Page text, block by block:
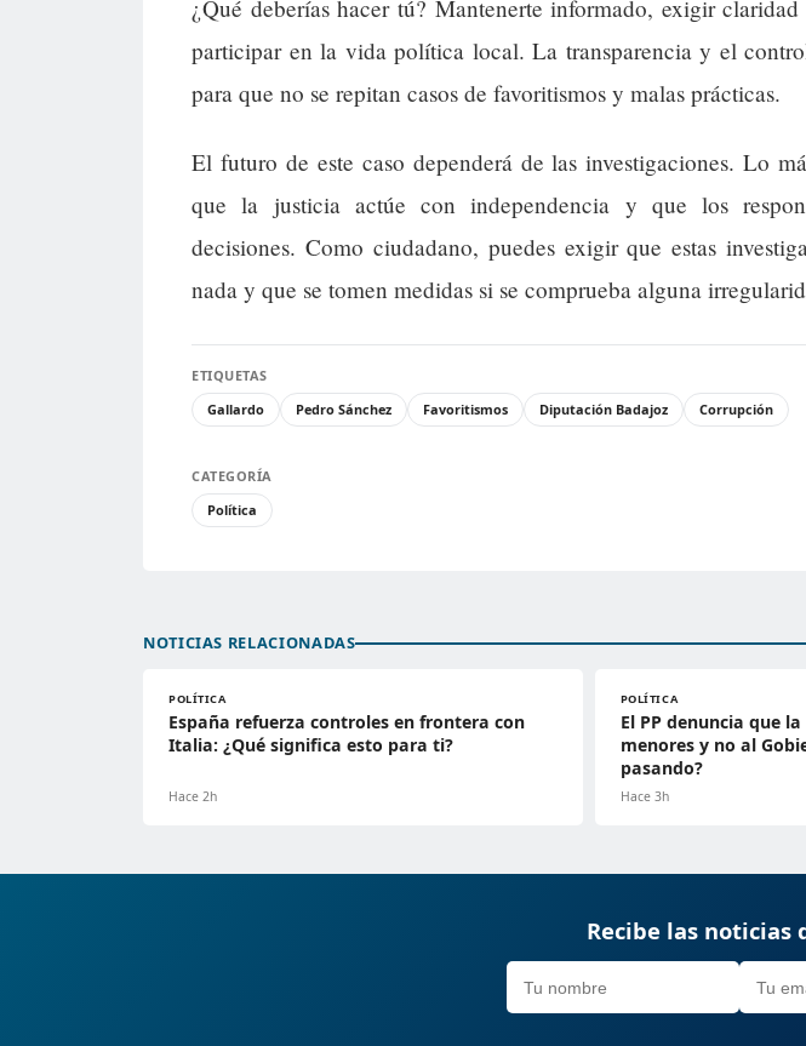
¿Qué deberías hacer tú? Mantenerte informado, exigir claridad
participar en la vida política local. La transparencia y el
para que no se repitan casos de favoritismos y malas prácticas.
El futuro de este caso dependerá de las investigaciones. Lo
que la justicia actúe con independencia y que los
decisiones. Como ciudadano, puedes exigir que estas
nada y que se tomen medidas si se comprueba alguna
ETIQUETAS
Gallardo
Pedro Sánchez Favoritismos Diputación Badajoz Corrupción
CATEGORÍA
Política
NOTICIAS RELACIONADAS
POLÍTICA
España refuerza controles en frontera con
Italia: ¿Qué significa esto para ti?
Hace 2h
POLÍTICA
El PP denuncia que
menores y no al
pasando?
Hace 3h
Recibe las noticias